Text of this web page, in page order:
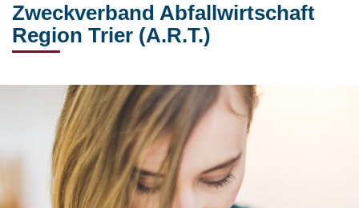
Zweckverband Abfallwirtschaft
Region Trier (A.R.T.)